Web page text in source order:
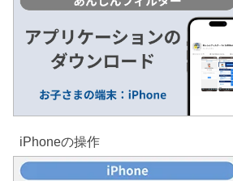
アプリケーションの
ダウンロード
さまの端末：iPhone / Android
お子さまの端末：iPhone
iPhoneの操作